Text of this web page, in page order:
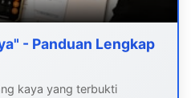
- Panduan Lengkap
kaya yang terbukti